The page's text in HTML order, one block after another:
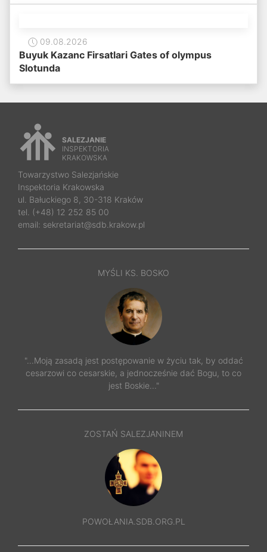
09.08.2026
Buyuk Kazanc Firsatlari Gates of olympus
Slotunda
SALEZJANIE
INSPEKTORIA
KRAKOWSKA
Towarzystwo Salezjańskie
Inspektoria Krakowska
ul. Bałuckiego 8, 30-318 Kraków
tel. (+48) 12 252 85 00
email: sekretariat@sdb.krakow.pl
MYŚLI KS. BOSKO
"...Moją zasadą jest postępowanie w życiu tak, by oddać
cesarzowi co cesarskie, a jednocześnie dać Bogu, to co
jest Boskie..."
ZOSTAŃ SALEZJANINEM
POWOŁANIA.SDB.ORG.PL